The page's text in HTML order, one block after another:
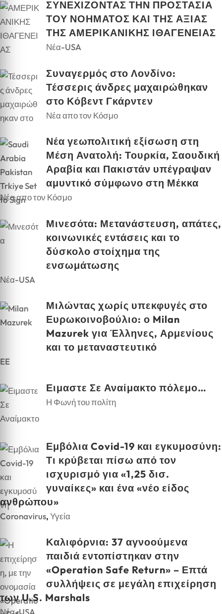
ΣΥΝΕΧΙΖΟΝΤΑΣ ΤΗΝ ΠΡΟΣΤΑΣΙΑ
ΤΟΥ ΝΟΗΜΑΤΟΣ ΚΑΙ ΤΗΣ ΑΞΙΑΣ
ΤΗΣ ΑΜΕΡΙΚΑΝΙΚΗΣ ΙΘΑΓΕΝΕΙΑΣ
Νέα-USA
Συναγερμός στο Λονδίνο:
Τέσσερις άνδρες μαχαιρώθηκαν
στο Κόβεντ Γκάρντεν
Νέα απο τον Κόσμο
Νέα γεωπολιτική εξίσωση στη
Μέση Ανατολή: Τουρκία, Σαουδική
Αραβία και Πακιστάν υπέγραψαν
αμυντικό σύμφωνο στη Μέκκα
Νέα απο τον Κόσμο
Μινεσότα: Μετανάστευση, απάτες,
κοινωνικές εντάσεις και το
δύσκολο στοίχημα της
ενσωμάτωσης
Νέα-USA
Μιλώντας χωρίς υπεκφυγές στο
Ευρωκοινοβούλιο: ο Milan
Mazurek για Έλληνες, Αρμενίους
και το μεταναστευτικό
EE
Ειμαστε Σε Αναίμακτο πόλεμο…
Η Φωνή του πολίτη
Εμβόλια Covid-19 και εγκυμοσύνη:
Τι κρύβεται πίσω από τον
ισχυρισμό για «1,25 δισ.
γυναίκες» και ένα «νέο είδος
ανθρώπου»
Coronavirus,Υγεία
Καλιφόρνια: 37 αγνοούμενα
παιδιά εντοπίστηκαν στην
«Operation Safe Return» – Επτά
συλλήψεις σε μεγάλη επιχείρηση
των U.S. Marshals